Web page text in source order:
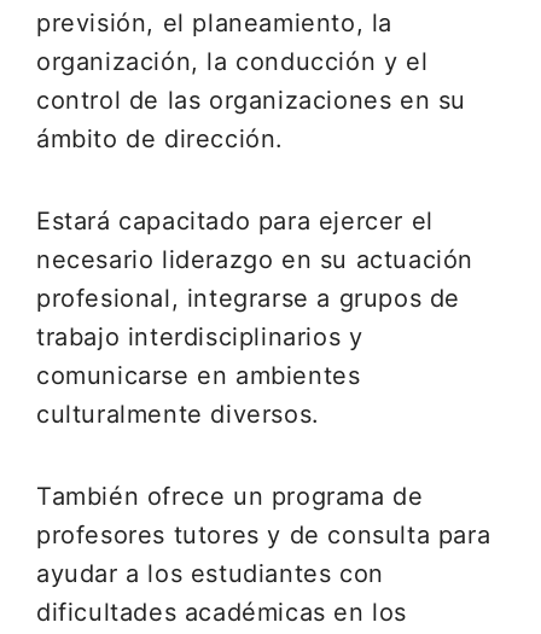
previsión, el planeamiento, la
organización, la conducción y el
control de las organizaciones en su
ámbito de dirección.
Estará capacitado para ejercer el
necesario liderazgo en su actuación
profesional, integrarse a grupos de
trabajo interdisciplinarios y
comunicarse en ambientes
culturalmente diversos.
También ofrece un programa de
profesores tutores y de consulta para
ayudar a los estudiantes con
dificultades académicas en los